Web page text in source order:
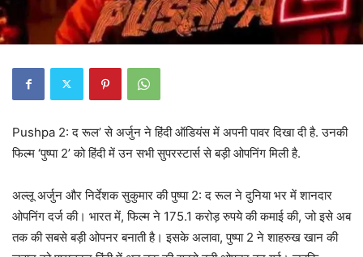
Pushpa 2: द रूल’ से अर्जुन ने हिंदी ऑडियंस में अपनी पावर दिखा दी है. उनकी
फिल्म ‘पुष्पा 2’ को हिंदी में उन सभी सुपरस्टार्स से बड़ी ओपनिंग मिली है.
अल्लू अर्जुन और निर्देशक सुकुमार की पुष्पा 2: द रूल ने दुनिया भर में शानदार
ओपनिंग दर्ज की। भारत में, फिल्म ने 175.1 करोड़ रुपये की कमाई की, जो इसे अब
तक की सबसे बड़ी ओपनर बनाती है। इसके अलावा, पुष्पा 2 ने शाहरुख खान की